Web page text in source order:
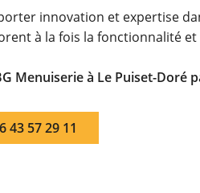
innovation et expertise
à la fois la fonctionnalité
Menuiserie à Le Puiset-
43 57 29 11